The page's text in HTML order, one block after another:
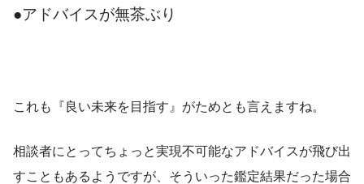
●アドバイスが無茶ぶり
これも『良い未来を目指す』がためとも言えますね。
相談者にとってちょっと実現不可能なアドバイスが飛び出
すこともあるようですが、そういった鑑定結果だった場合